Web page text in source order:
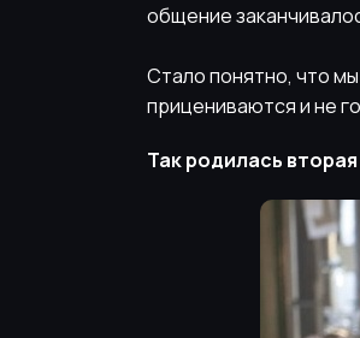
общение
Стало понятно, что
прицениваются и не
Так родилась